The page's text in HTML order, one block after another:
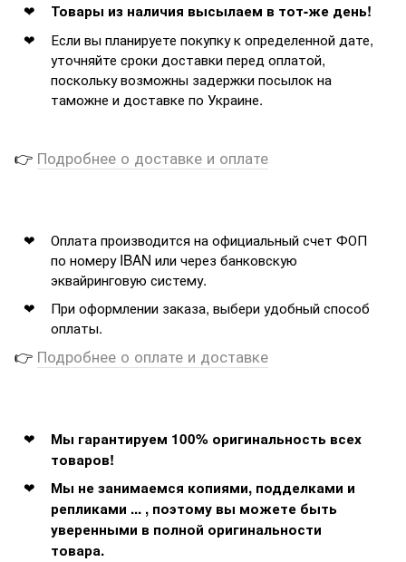
Товары из наличия высылаем в тот-же день!
Если вы планируете покупку к определенной дате,
уточняйте сроки доставки перед оплатой,
поскольку возможны задержки посылок на
таможне и доставке по Украине.
👉 Подробнее о доставке и оплате
Оплата производится на официальный счет ФОП
по номеру IBAN или через банковскую
эквайринговую систему.
При оформлении заказа, выбери удобный способ
оплаты.
👉 Подробнее о оплате и доставке
Мы гарантируем 100% оригинальность всех
товаров!
Мы не занимаемся копиями, подделками и
репликами ... , поэтому вы можете быть
уверенными в полной оригинальности
товара.